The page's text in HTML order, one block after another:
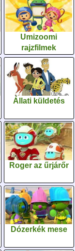
Umizoomi
rajzfilmek
Állati küldetés
Roger az űrjárőr
Dózerkék mese